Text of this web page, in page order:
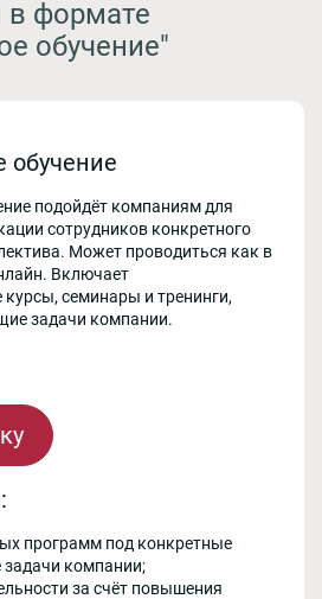
в формате
обучение"
обучение
подойдёт компаниям для
сотрудников конкретного
Может проводиться как в
Включает
семинары и тренинги,
задачи компании.
программ под конкретные
компании;
за счёт повышения